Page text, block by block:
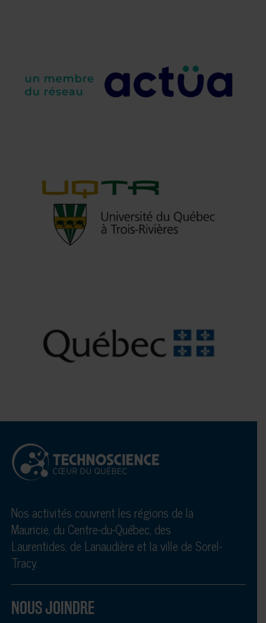
Nos activités couvrent les régions de la
Mauricie, du Centre-du-Québec, des
Laurentides, de Lanaudière et la ville de Sorel-
Tracy.
NOUS JOINDRE